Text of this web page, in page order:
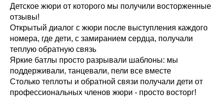
Детское жюри от которого мы получили восторженные
отзывы!
Открытый диалог с жюри после выступления каждого
номера, где дети, с замиранием сердца, получали
теплую обратную связь
Яркие батлы просто разрывали шаблоны: мы
поддерживали, танцевали, пели все вместе
Столько теплоты и обратной связи получали дети от
профессиональных членов жюри - просто восторг!